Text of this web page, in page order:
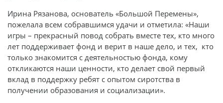
Ирина Рязанова, основатель «Большой Перемены»,
пожелала всем собравшимся удачи и отметила: «Наши
игры – прекрасный повод собрать вместе тех, кто много
лет поддерживает фонд и верит в наше дело, и тех, кто
только знакомится с деятельностью фонда, кому
откликаются наши ценности, кто делает свой первый
вклад в поддержку ребят с опытом сиротства в
получении образования и социализации».